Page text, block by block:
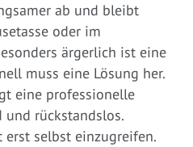
ab und bleibt
oder im
ärgerlich ist eine
muss eine Lösung her.
eine professionelle
und rückstandslos.
erst selbst einzugreifen.